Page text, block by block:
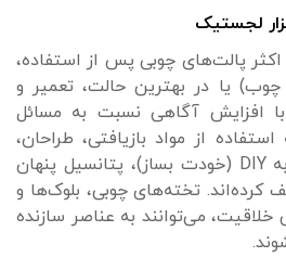
لجستیک
پالت‌های چوبی پس از استفاده،
چوب) یا در بهترین حالت، تعمیر و
با افزایش آگاهی نسبت به مسائل
از مواد بازیافتی، طراحان،
هنرمندان و علاقه‌مندان به DIY (خودت بساز)، پتانسیل پنهان
کرده‌اند. تخته‌های چوبی، بلوک‌ها و
می‌توانند به عناصر سازنده